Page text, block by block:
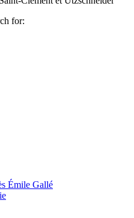
for:
Émile Gallé